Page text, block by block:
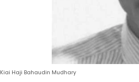
Kiai Haji Bahaudin Mudhary